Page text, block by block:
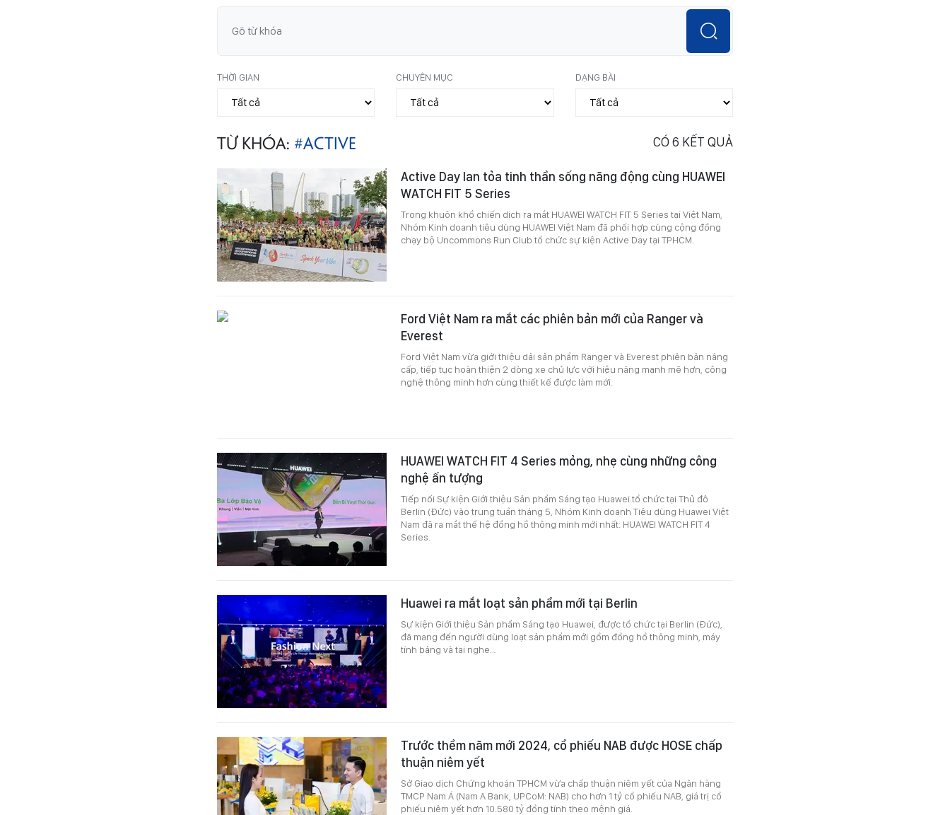
THỜI GIAN CHUYÊN MỤC DẠNG BÀI
TỪ KHÓA: #ACTIVE CÓ 6 KẾT QUẢ
Active Day lan tỏa tinh thần sống năng động cùng HUAWEI
WATCH FIT 5 Series
Trong khuôn khổ chiến dịch ra mắt HUAWEI WATCH FIT 5 Series tại Việt Nam,
Nhóm Kinh doanh tiêu dùng HUAWEI Việt Nam đã phối hợp cùng cộng đồng
chạy bộ Uncommons Run Club tổ chức sự kiện Active Day tại TPHCM.
Ford Việt Nam ra mắt các phiên bản mới của Ranger và
Everest
Ford Việt Nam vừa giới thiệu dải sản phẩm Ranger và Everest phiên bản nâng
cấp, tiếp tục hoàn thiện 2 dòng xe chủ lực với hiệu năng mạnh mẽ hơn, công
nghệ thông minh hơn cùng thiết kế được làm mới.
HUAWEI WATCH FIT 4 Series mỏng, nhẹ cùng những công
nghệ ấn tượng
Tiếp nối Sự kiện Giới thiệu Sản phẩm Sáng tạo Huawei tổ chức tại Thủ đô
Berlin (Đức) vào trung tuần tháng 5, Nhóm Kinh doanh Tiêu dùng Huawei Việt
Nam đã ra mắt thế hệ đồng hồ thông minh mới nhất: HUAWEI WATCH FIT 4
Series.
Huawei ra mắt loạt sản phẩm mới tại Berlin
Sự kiện Giới thiệu Sản phẩm Sáng tạo Huawei, được tổ chức tại Berlin (Đức),
đã mang đến người dùng loạt sản phẩm mới gồm đồng hồ thông minh, máy
tính bảng và tai nghe…
Trước thềm năm mới 2024, cổ phiếu NAB được HOSE chấp
thuận niêm yết
Sở Giao dịch Chứng khoán TPHCM vừa chấp thuận niêm yết của Ngân hàng
TMCP Nam Á (Nam A Bank, UPCoM: NAB) cho hơn 1 tỷ cổ phiếu NAB, giá trị cổ
phiếu niêm yết hơn 10.580 tỷ đồng tính theo mệnh giá.